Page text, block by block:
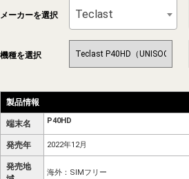
メーカーを選択 Teclast
機種を選択
製品情報
端末名 P40HD
発売年 2022年12月
発売地
海外：SIMフリー